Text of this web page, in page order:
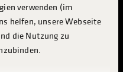
verwenden (im
helfen, unsere Webseite
die Nutzung zu